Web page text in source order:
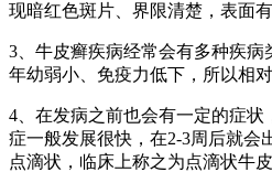
现暗红色斑片、界限清楚，表面
3、牛皮癣疾病经常会有多种疾
年幼弱小、免疫力低下，所以相
4、在发病之前也会有一定的症
症一般发展很快，在2-3周后就会
点滴状，临床上称之为点滴状牛皮